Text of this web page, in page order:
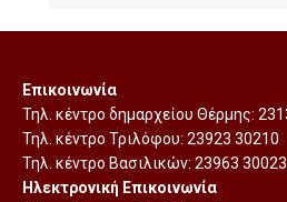
Επικοινωνία
Τηλ. κέντρο δημαρχείου Θέρμης:
Τηλ. κέντρο Τριλόφου: 23923 30210
Τηλ. κέντρο Βασιλικών: 23963 30023
Ηλεκτρονική Επικοινωνία